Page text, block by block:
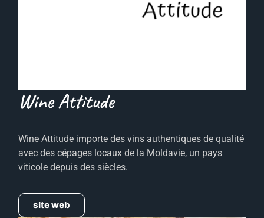
Wine Attitude
Wine Attitude importe des vins authentiques de qualité
avec des cépages locaux de la Moldavie, un pays
viticole depuis des siècles.
site web